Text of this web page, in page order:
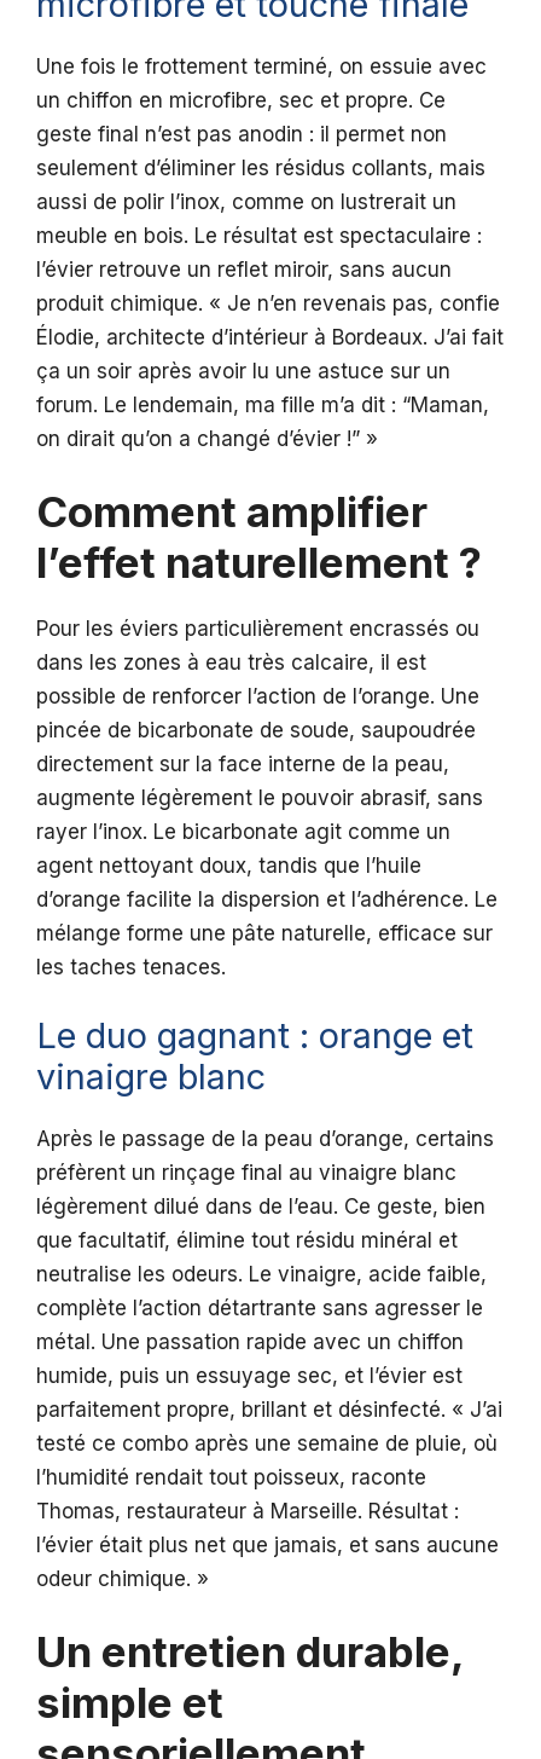
Une fois le frottement terminé, on essuie avec
un chiffon en microfibre, sec et propre. Ce
geste final n’est pas anodin : il permet non
seulement d’éliminer les résidus collants, mais
aussi de polir l’inox, comme on lustrerait un
meuble en bois. Le résultat est spectaculaire :
l’évier retrouve un reflet miroir, sans aucun
produit chimique. « Je n’en revenais pas, confie
Élodie, architecte d’intérieur à Bordeaux. J’ai fait
ça un soir après avoir lu une astuce sur un
forum. Le lendemain, ma fille m’a dit : “Maman,
on dirait qu’on a changé d’évier !” »
Comment amplifier
l’effet naturellement ?
Pour les éviers particulièrement encrassés ou
dans les zones à eau très calcaire, il est
possible de renforcer l’action de l’orange. Une
pincée de bicarbonate de soude, saupoudrée
directement sur la face interne de la peau,
augmente légèrement le pouvoir abrasif, sans
rayer l’inox. Le bicarbonate agit comme un
agent nettoyant doux, tandis que l’huile
d’orange facilite la dispersion et l’adhérence. Le
mélange forme une pâte naturelle, efficace sur
les taches tenaces.
Le duo gagnant : orange et
vinaigre blanc
Après le passage de la peau d’orange, certains
préfèrent un rinçage final au vinaigre blanc
légèrement dilué dans de l’eau. Ce geste, bien
que facultatif, élimine tout résidu minéral et
neutralise les odeurs. Le vinaigre, acide faible,
complète l’action détartrante sans agresser le
métal. Une passation rapide avec un chiffon
humide, puis un essuyage sec, et l’évier est
parfaitement propre, brillant et désinfecté. « J’ai
testé ce combo après une semaine de pluie, où
l’humidité rendait tout poisseux, raconte
Thomas, restaurateur à Marseille. Résultat :
l’évier était plus net que jamais, et sans aucune
odeur chimique. »
Un entretien durable,
simple et